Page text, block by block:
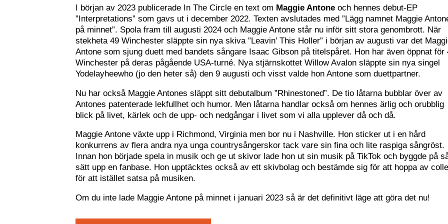
I början av 2023 publicerade In The Circle en text om Maggie Antone och hennes debut-EP
”Interpretations” som gavs ut i december 2022. Texten avslutades med ”Lägg namnet Maggie
på minnet”. Spola fram till augusti 2024 och Maggie Antone står nu inför sitt stora genombrott. När
stekheta 49 Winchester släppte sin nya skiva ”Leavin’ This Holler” i början av augusti var det
Antone som sjung duett med bandets sångare Isaac Gibson på titelspåret. Hon har även öppnat för
Winchester på deras pågående USA-turné. Nya stjärnskottet Willow Avalon släppte sin nya singel
Yodelayheewho (jo den heter så) den 9 augusti och visst valde hon Antone som duettpartner.
Nu har också Maggie Antones släppt sitt debutalbum ”Rhinestoned”. De tio låtarna bubblar över av
Antones patenterade lekfullhet och humor. Men låtarna handlar också om hennes ärlig och orubblig
blick på livet, kärlek och de upp- och nedgångar i livet som vi alla upplever då och då.
Maggie Antone växte upp i Richmond, Virginia men bor nu i Nashville. Hon sticker ut i en hård
konkurrens av flera andra nya unga countrysångerskor tack vare sin fina och lite raspiga sångröst.
Innan hon började spela in musik och ge ut skivor lade hon ut sin musik på TikTok och byggde på
sätt upp en fanbase. Hon upptäcktes också av ett skivbolag och bestämde sig för att hoppa av
för att istället satsa på musiken.
Om du inte lade Maggie Antone på minnet i januari 2023 så är det definitivt läge att göra det nu!